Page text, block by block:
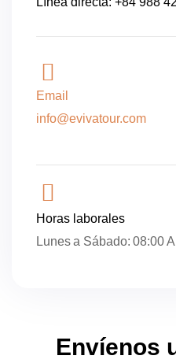
Email
info@evivatour.com
Horas laborales
Lunes a Sábado: 08:00
Envíenos